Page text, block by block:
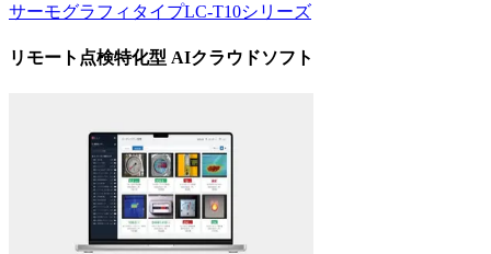
サーモグラフィタイプLC-T10シリーズ
リモート点検特化型 AIクラウドソフト